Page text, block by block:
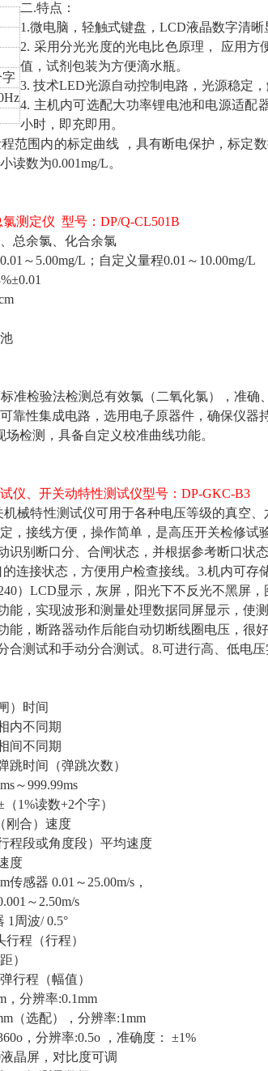
字
二.特点：
1.微电脑，轻触式键盘，LCD液晶数字清晰
2. 采用分光光度的光电比色原理， 应用
值，试剂包装为方便滴水瓶。
3. 技术LED光源自动控制电路，光源稳定
4. 主机内可选配大功率锂电池和电源适配
小时，即充即用。
范围内的标定曲线 ，具有断电保护，标定
读数为0.001mg/L。
测定仪 型号：DP/Q-CL501B
总余氯、化合余氯
～5.00mg/L；自定义量程0.01～10.00mg/L
准检验法检测总有效氯（二氧化氯），准确
靠性集成电路，选用电子原器件，确保仪器
检测，具备自定义校准曲线功能。
仪、开关动特性测试仪型号：DP-GKC-B3
机械特性测试仪可用于各种电压等级的真空
，接线方便，操作简单，是高压开关检修试
识别断口分、合闸状态，并根据参考断口状
连接状态，方便用户检查接线。3.机内可存
）LCD显示，灰屏，阳光下不反光不黑屏
能，实现波形和测量处理数据同屏显示，使测
能，断路器动作后能自动切断线圈电压，很
合测试和手动分合测试。8.可进行高、低电压
时间
不同期
不同期
时间（弹跳次数）
999.99ms
读数+2个字）
刚合）速度
段或角度段）平均速度
度
器 0.01～25.00m/s，
～2.50m/s
波/ 0.5°
程（行程）
）
程（幅值）
分辨率:0.1mm
选配），分辨率:1mm
，分辨率:0.5о ，准确度： ±1%
晶屏，对比度可调